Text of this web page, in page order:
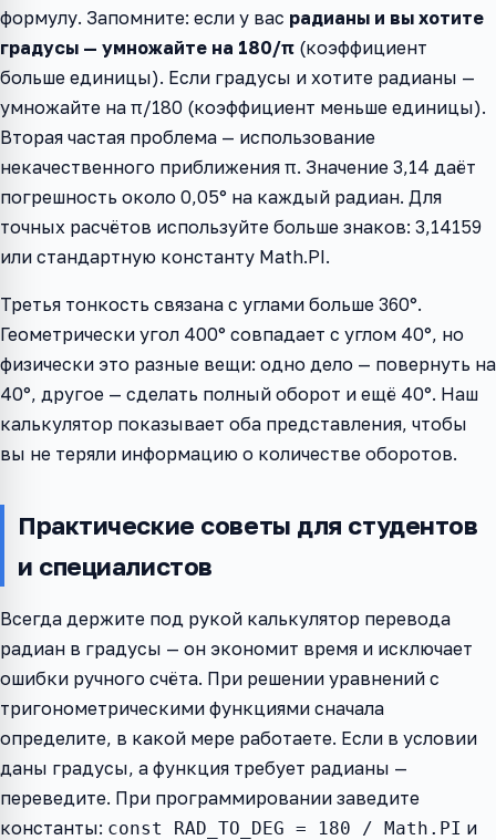
формулу. Запомните: если у вас радианы и вы хотите
градусы — умножайте на 180/π (коэффициент
больше единицы). Если градусы и хотите радианы —
умножайте на π/180 (коэффициент меньше единицы).
Вторая частая проблема — использование
некачественного приближения π. Значение 3,14 даёт
погрешность около 0,05° на каждый радиан. Для
точных расчётов используйте больше знаков: 3,14159
или стандартную константу Math.PI.
Третья тонкость связана с углами больше 360°.
Геометрически угол 400° совпадает с углом 40°, но
физически это разные вещи: одно дело — повернуть на
40°, другое — сделать полный оборот и ещё 40°. Наш
калькулятор показывает оба представления, чтобы
вы не теряли информацию о количестве оборотов.
Практические советы для студентов
и специалистов
Всегда держите под рукой калькулятор перевода
радиан в градусы — он экономит время и исключает
ошибки ручного счёта. При решении уравнений с
тригонометрическими функциями сначала
определите, в какой мере работаете. Если в условии
даны градусы, а функция требует радианы —
переведите. При программировании заведите
константы: const RAD_TO_DEG = 180 / Math.PI и